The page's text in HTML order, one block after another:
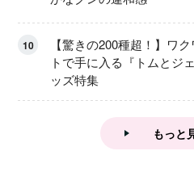
10
【驚きの200種超！】ワ
トで手に入る『トムとジ
ッズ特集
もっと